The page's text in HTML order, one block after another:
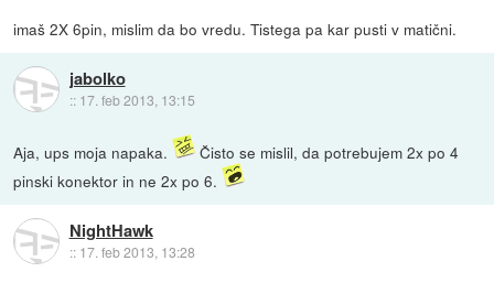
imaš 2X 6pin, mislim da bo vredu. Tistega pa kar pusti v matični.
jabolko
:: 17. feb 2013, 13:15
Aja, ups moja napaka.
Čisto se mislil, da potrebujem 2x po 4
pinski konektor in ne 2x po 6.
NightHawk
:: 17. feb 2013, 13:28